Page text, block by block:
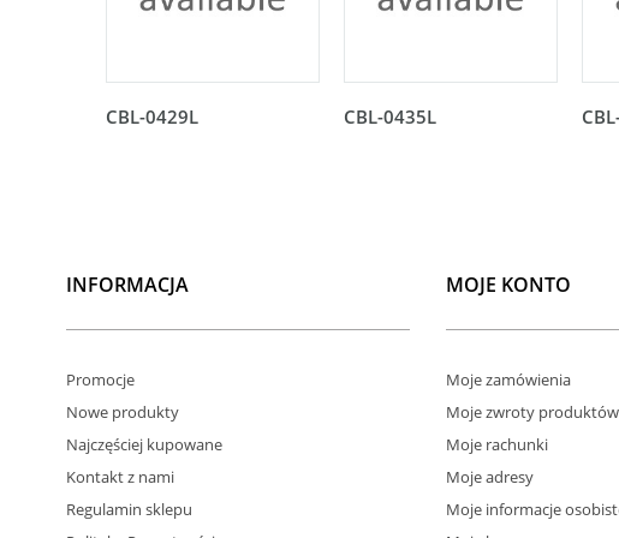
CBL-0429L CBL-0435L
INFORMACJA
Promocje
Nowe produkty
Najczęściej kupowane
Kontakt z nami
Regulamin sklepu
MOJE KONTO
Moje zamówienia
Moje zwroty produktów
Moje rachunki
Moje adresy
Moje informacje